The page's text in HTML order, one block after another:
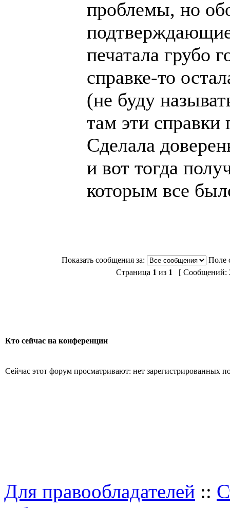
проблемы, но
печатала грубо
справке-то
(не буду
там эти справки
Сделала
и вот тогда
которым все
Показать сообщения за:
Поле
Страница 1 из 1 [ Сообщений:
Кто сейчас на конференции
Сейчас этот форум просматривают: нет зарегистрированных
Для правообладателей ::